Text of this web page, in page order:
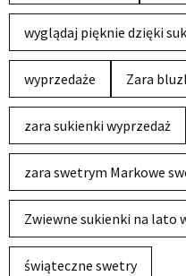
wyglądaj pięknie dzięki
wyprzedaże Zara
zara sukienki wyprzedaż
zara swetrym Markowe
Zwiewne sukienki na lato
świąteczne swetry